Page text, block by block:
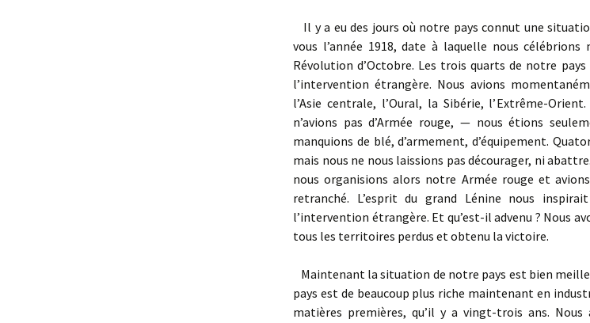
Il y a eu des jours où notre pays connut une
vous l’année 1918, date à laquelle nous
Révolution d’Octobre. Les trois quarts de notre
l’intervention étrangère. Nous avions
l’Asie centrale, l’Oural, la Sibérie, l’Extrême-
n’avions pas d’Armée rouge, — nous étions
manquions de blé, d’armement, d’équipement.
mais nous ne nous laissions pas décourager, ni
nous organisions alors notre Armée rouge et
retranché. L’esprit du grand Lénine nous
l’intervention étrangère. Et qu’est-il advenu ? Nous
tous les territoires perdus et obtenu la victoire.
Maintenant la situation de notre pays est bien
pays est de beaucoup plus riche maintenant en
matières premières, qu’il y a vingt-trois ans.